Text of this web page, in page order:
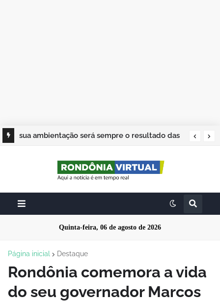
sua ambientação será sempre o resultado das
Quinta-feira, 06 de agosto de 2026
Página inicial Destaque
Rondônia comemora a vida
do seu governador Marcos